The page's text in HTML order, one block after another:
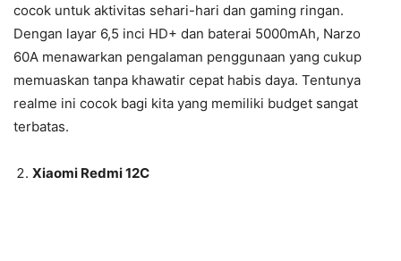
cocok untuk aktivitas sehari-hari dan gaming ringan.
Dengan layar 6,5 inci HD+ dan baterai 5000mAh, Narzo
60A menawarkan pengalaman penggunaan yang cukup
memuaskan tanpa khawatir cepat habis daya. Tentunya
realme ini cocok bagi kita yang memiliki budget sangat
terbatas.
Xiaomi Redmi 12C